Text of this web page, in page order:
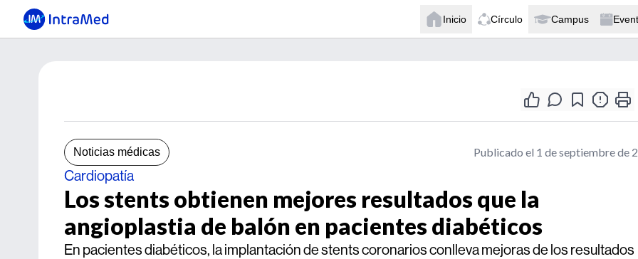
Inicio Círculo Campus
Noticias médicas Publicado el 1 de septiembre de
Cardiopatía
Los stents obtienen mejores resultados que la
angioplastia de balón en pacientes diabéticos
En pacientes diabéticos, la implantación de stents coronarios conlleva mejoras de los resultados